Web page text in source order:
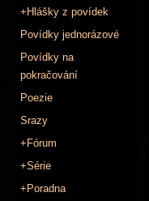
+Hlášky z povídek
Povídky jednorázové
Povídky na
pokračování
Poezie
Srazy
+Fórum
+Série
+Poradna